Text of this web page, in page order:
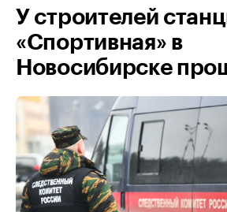
У строителей
«Спортивная» в
Новосибирске